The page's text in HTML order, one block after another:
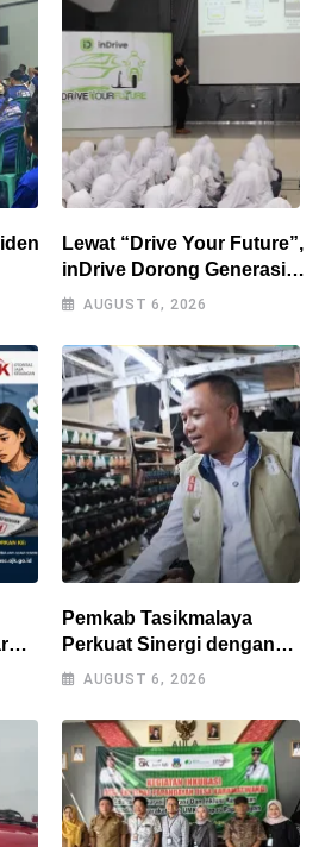
Lewat “Drive Your Future”,
inDrive Dorong Generasi
Muda Bandung Jadi
Lebih Bertanggung Jawab
AUGUST 6, 2026
Pemkab Tasikmalaya
Perkuat Sinergi dengan
Industri Lokal, Wabup
Zeintin
AUGUST 6, 2026